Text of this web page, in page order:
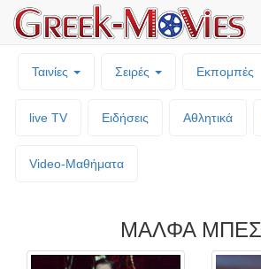
Ταινίες Σειρές Εκπομπές
live TV Ειδήσεις Αθλητικά
Video-Mαθήματα
ΜΑΛΦΑ